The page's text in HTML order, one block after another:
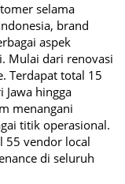
selama
brand
aspek
Mulai dari renovasi
Terdapat total 15
hingga
menangani
titik operasional.
55 vendor local
di seluruh